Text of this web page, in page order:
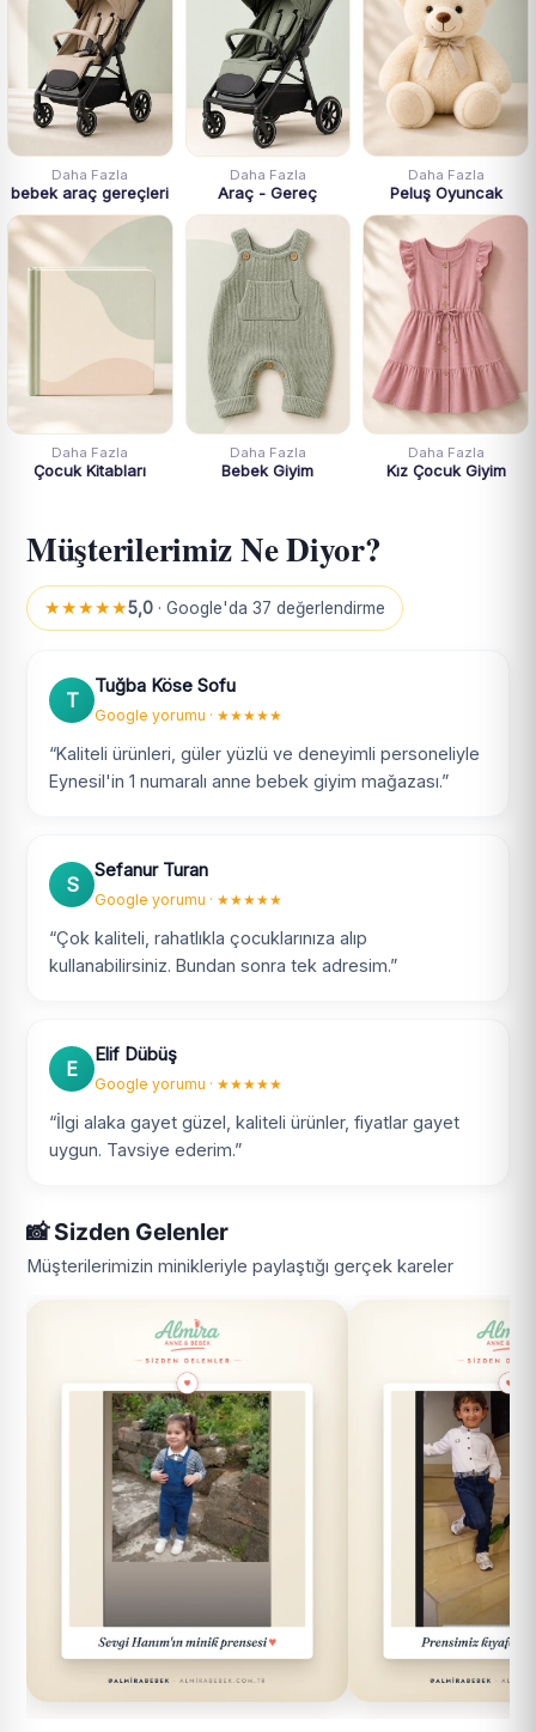
Daha Fazla
bebek araç gereçleri
Daha Fazla
Araç - Gereç
Daha Fazla
Peluş Oyuncak
Daha Fazla
Çocuk Kitabları
Daha Fazla
Bebek Giyim
Daha Fazla
Kız Çocuk Giyim
Müşterilerimiz Ne Diyor?
★★★★★5,0 · Google'da 37 değerlendirme
T
Tuğba Köse Sofu
Google yorumu · ★★★★★
“Kaliteli ürünleri, güler yüzlü ve deneyimli personeliyle
Eynesil'in 1 numaralı anne bebek giyim mağazası.”
S
Sefanur Turan
Google yorumu · ★★★★★
“Çok kaliteli, rahatlıkla çocuklarınıza alıp
kullanabilirsiniz. Bundan sonra tek adresim.”
E
Elif Dübüş
Google yorumu · ★★★★★
“İlgi alaka gayet güzel, kaliteli ürünler, fiyatlar gayet
uygun. Tavsiye ederim.”
📸 Sizden Gelenler
Müşterilerimizin minikleriyle paylaştığı gerçek kareler